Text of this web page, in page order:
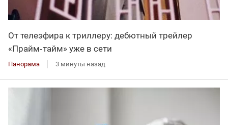
От телеэфира к триллеру: дебютный трейлер
«Прайм‑тайм» уже в сети
Панорама 3 минуты назад